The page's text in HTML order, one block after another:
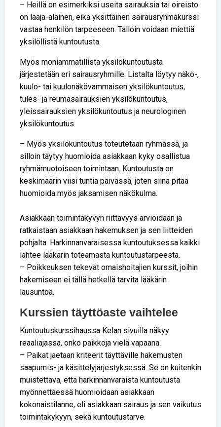
– Heillä on esimerkiksi useita sairauksia tai oireisto
on laaja-alainen, eikä yksittäinen sairausryhmäkurssi
vastaa henkilön tarpeeseen. Tällöin voidaan miettiä
yksilöllistä kuntoutusta.
Myös moniammatillista yksilökuntoutusta
järjestetään eri sairausryhmille. Listalta löytyy näkö-,
kuulo- tai kuulonäkövammaisen yksilökuntoutus,
tules- ja reumasairauksien yksilökuntoutus,
yleissairauksien yksilökuntoutus ja neurologinen
yksilökuntoutus.
– Myös yksilökuntoutus toteutetaan ryhmässä, ja
silloin täytyy huomioida asiakkaan kyky osallistua
ryhmämuotoiseen toimintaan. Kuntoutusta on
keskimäärin viisi tuntia päivässä, joten siinä pitää
huomioida myös jaksamisen näkökulma.
Asiakkaan toimintakyvyn riittävyys arvioidaan ja
ratkaistaan asiakkaan hakemuksen ja sen liitteiden
pohjalta. Harkinnanvaraisessa kuntoutuksessa kaikki
lähtee lääkärin toteamasta kuntoutustarpeesta.
– Poikkeuksen tekevät omaishoitajien kurssit, joihin
hakemiseen ei tällä hetkellä tarvita lääkärin
lausuntoa.
Kurssien täyttöaste vaihtelee
Kuntoutuskurssihaussa Kelan sivuilla näkyy
reaaliajassa, onko paikkoja vielä vapaana.
– Paikat jaetaan kriteerit täyttäville hakemusten
saapumis- ja käsittelyjärjestyksessä. Se on kuitenkin
muistettava, että harkinnanvaraista kuntoutusta
myönnettäessä huomioidaan asiakkaan
kokonaistilanne, eli asiakkaan sairaus ja sen vaikutus
toimintakykyyn, sekä kuntoutustarve.